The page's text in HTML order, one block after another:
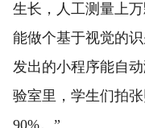
生长，人工测量上
能做个基于视觉的
发出的小程序能自
验室里，学生们拍
90%。”